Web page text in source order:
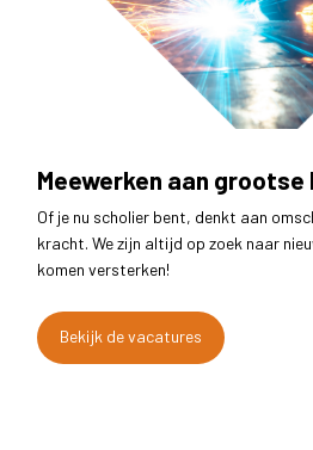
Meewerken aan grootse
Of je nu scholier bent, denkt aan
kracht. We zijn altijd op zoek naar
komen versterken!
Bekijk de vacatures